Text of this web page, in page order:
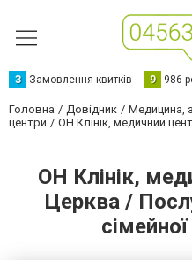
З Замовлення квитків 9 986
Головна Довідник Медицина,
центри
ОН Клінік, медичний
ОН Клінік,
Церква /